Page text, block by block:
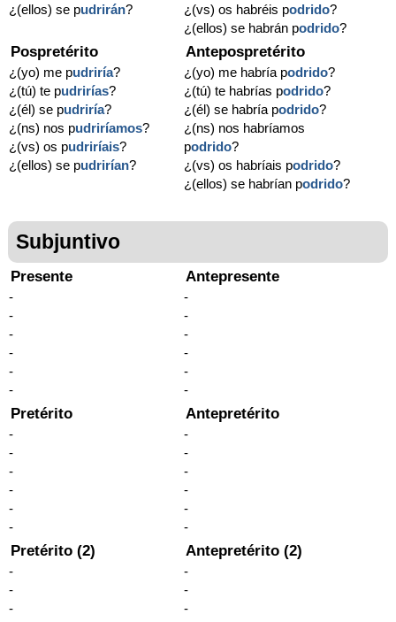
¿(ellos) se pudrirán?
¿(vs) os habréis podrido?
¿(ellos) se habrán podrido?
Pospretérito
¿(yo) me pudriría?
¿(tú) te pudrirías?
¿(él) se pudriría?
¿(ns) nos pudriríamos?
¿(vs) os pudriríais?
¿(ellos) se pudrirían?
Antepospretérito
¿(yo) me habría podrido?
¿(tú) te habrías podrido?
¿(él) se habría podrido?
¿(ns) nos habríamos
podrido?
¿(vs) os habríais podrido?
¿(ellos) se habrían podrido?
Subjuntivo
Presente
-
-
-
-
-
-
Antepresente
-
-
-
-
-
-
Pretérito
-
-
-
-
-
-
Antepretérito
-
-
-
-
-
-
Pretérito (2)
-
-
-
Antepretérito (2)
-
-
-